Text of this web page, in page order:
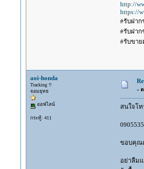
http://
https://
#รับฝาก
#รับฝา
#รับขา
aoi-honda
Tracking !!
จอมยุทธ
ออฟไลน์
กระทู้: 411
« ต
สนใจโ
ขอบคุณ
อย่าลืมแ